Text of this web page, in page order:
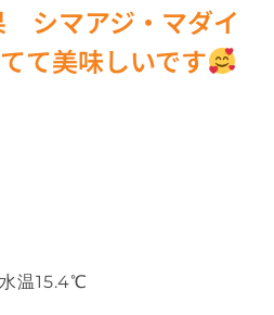
シマアジ・マダイ
て美味しいです
温15.4℃